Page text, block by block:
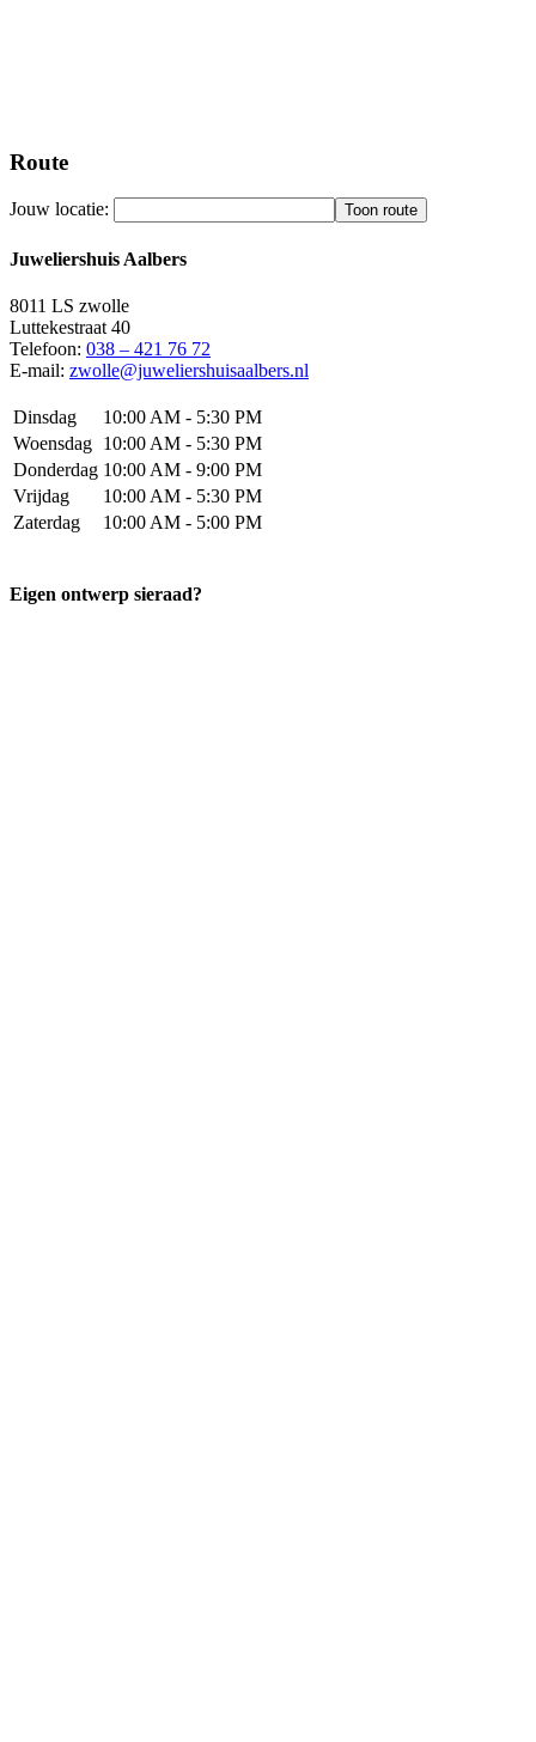
Route
Jouw locatie:
Juweliershuis Aalbers
8011 LS zwolle
Luttekestraat 40
Telefoon: 038 – 421 76 72
E-mail: zwolle@juweliershuisaalbers.nl
Dinsdag
10:00 AM - 5:30 PM
Woensdag 10:00 AM - 5:30 PM
Donderdag 10:00 AM - 9:00 PM
Vrijdag
10:00 AM - 5:30 PM
Zaterdag
10:00 AM - 5:00 PM
Eigen ontwerp sieraad?